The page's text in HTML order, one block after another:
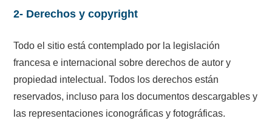
2- Derechos y copyright
Todo el sitio está contemplado por la legislación
francesa e internacional sobre derechos de autor y
propiedad intelectual. Todos los derechos están
reservados, incluso para los documentos descargables y
las representaciones iconográficas y fotográficas.